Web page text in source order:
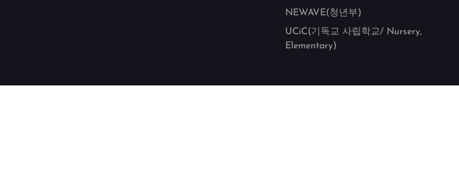
NEWAVE(청년부)
UCiC(기독교 사립학교/ Nursery,
Elementary)